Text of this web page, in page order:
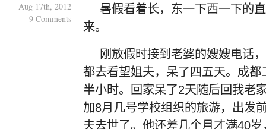
Aug 17th, 2012
9 Comments
暑假看着长，东一下西一下的
来。
刚放假时接到老婆的嫂嫂电话
都去看望姐夫，呆了四五天。成
半小时。回家呆了2天随后回我老
加8月几号学校组织的旅游，出发
夫去世了。他还差几个月才满40